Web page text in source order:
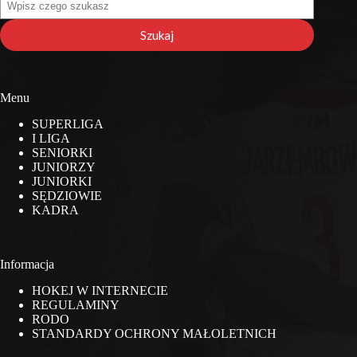
na
stronie
Szukaj
Menu
SUPERLIGA
I LIGA
SENIORKI
JUNIORZY
JUNIORKI
SĘDZIOWIE
KADRA
Informacja
HOKEJ W INTERNECIE
REGULAMINY
RODO
STANDARDY OCHRONY MAŁOLETNICH